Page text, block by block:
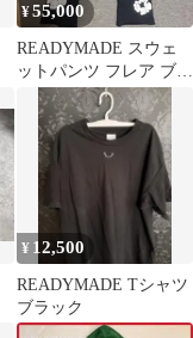
¥55,000
READYMADE スウェ
ットパンツ フレア ブラ
ック デニムティアーズ
¥ 12,500
READYMADE Tシャツ
ブラック